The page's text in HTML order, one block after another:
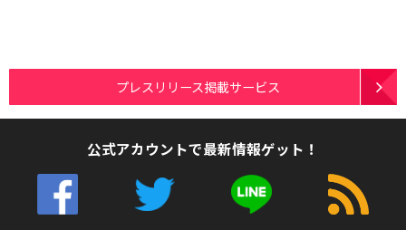
プレスリリース掲載サービス
公式アカウントで最新情報ゲット！